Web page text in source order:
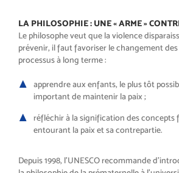
LA PHILOSOPHIE: UNE«ARME»
Le philosophe veut que la violence
prévenir, il faut favoriser le changement
processusà long terme:
apprendre aux enfants, le plus tôt
important de maintenir la paix ;
réfléchir à la signification desconcepts
entourant la paix et sa contrepartie.
Depuis 1998, l’UNESCO recommande